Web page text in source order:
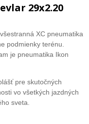
29x2.20
XC pneumatika
podmienky terénu.
je pneumatika Ikon
pre skutočných
vo všetkých jazdných
sveta.